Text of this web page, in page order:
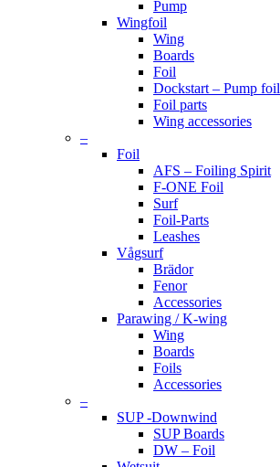
Pump
Wingfoil
Wing
Boards
Foil
Dockstart – Pump foil
Foil parts
Wing accessories
–
Foil
AFS – Foiling Spirit
F-ONE Foil
Surf
Foil-Parts
Leashes
Vågsurf
Brädor
Fenor
Accessories
Parawing / K-wing
Wing
Boards
Foils
Accessories
–
SUP -Downwind
SUP Boards
DW – Foil